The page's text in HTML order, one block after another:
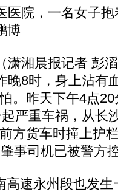
院，一名女子抱
博
湘晨报记者 彭滔
晚8时，身上沾有
。昨天下午4点
严重车祸，从长
方货车时撞上护
事司机已被警方
速永州段也发生